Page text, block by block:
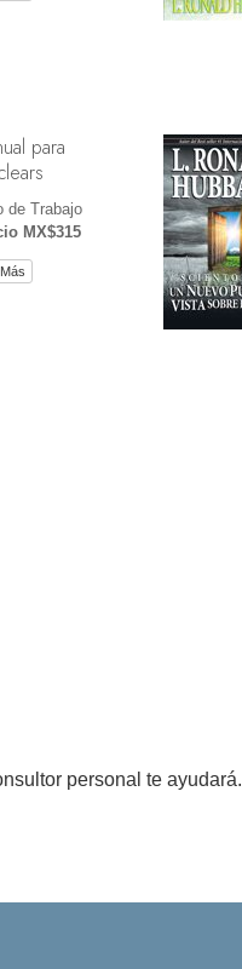
para
de Trabajo
MX$315
personal te ayudará.